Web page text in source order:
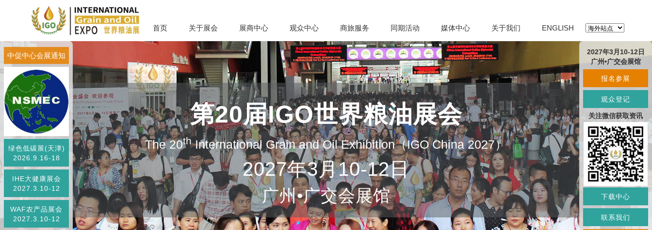
首页 关于展会 展商中心 观众中心 商旅服务 同期活动 媒体中心 关于我们 ENGLISH
第20届IGO世界粮油展会
The 20thInternational Grain and Oil Exhibition（IGO China 2027）
2027年3月10-12日
广州•广交会展馆
中促中心会展通知
绿色低碳展(天津)
2026.9.16-18
IHE大健康展会
2027.3.10-12
WAF农产品展会
2027.3.10-12
2027年3月10-12日
广州•广交会展馆
报名参展
观众登记
关注微信获取资讯
下载中心
联系我们